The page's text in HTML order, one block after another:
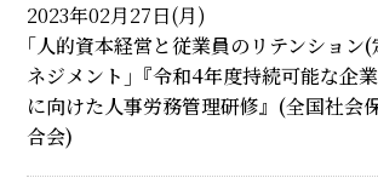
2023年02月27日(月)
｢人的資本経営と従業員のリテンション
ネジメント｣『令和4年度持続可能な企
に向けた人事労務管理研修』(全国社会
合会)